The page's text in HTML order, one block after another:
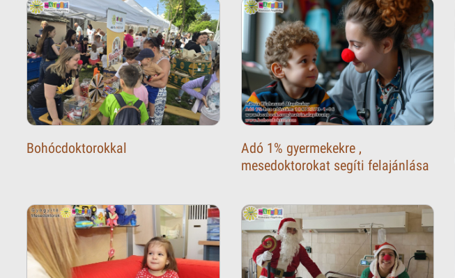
Bohócdoktorokkal
Adó 1% gyermekekre ,
mesedoktorokat segíti felajánlása